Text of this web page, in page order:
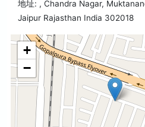
地址: , Chandra Nagar,
Jaipur Rajasthan India 302018
+
−